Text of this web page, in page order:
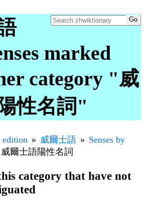
marked
category "威
性名詞"
edition 威爾士語
Senses by
威爾士語陽性名詞
category that have not